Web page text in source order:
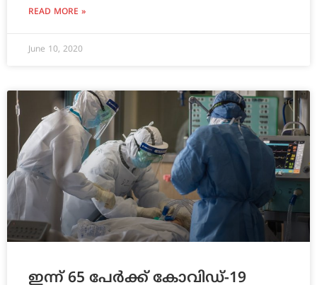
READ MORE »
June 10, 2020
ഇന്ന് 65 പേര്‍ക്ക് കോവിഡ്-19